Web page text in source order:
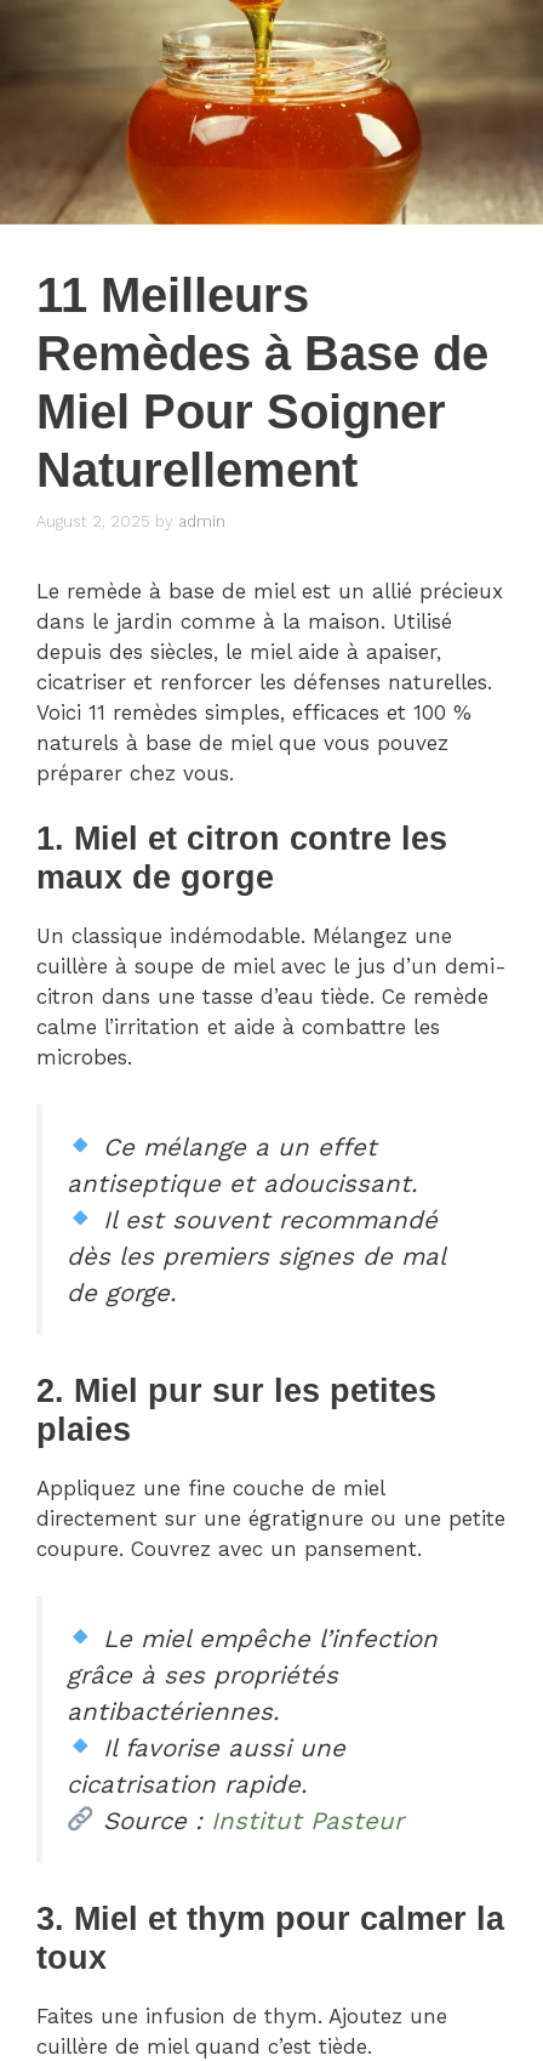
11 Meilleurs
Remèdes à Base de
Miel Pour Soigner
Naturellement
August 2, 2025 by admin
Le remède à base de miel est un allié précieux
dans le jardin comme à la maison. Utilisé
depuis des siècles, le miel aide à apaiser,
cicatriser et renforcer les défenses naturelles.
Voici 11 remèdes simples, efficaces et 100 %
naturels à base de miel que vous pouvez
préparer chez vous.
1. Miel et citron contre les
maux de gorge
Un classique indémodable. Mélangez une
cuillère à soupe de miel avec le jus d’un demi-
citron dans une tasse d’eau tiède. Ce remède
calme l’irritation et aide à combattre les
microbes.
Ce mélange a un effet
antiseptique et adoucissant.
Il est souvent recommandé
dès les premiers signes de mal
de gorge.
2. Miel pur sur les petites
plaies
Appliquez une fine couche de miel
directement sur une égratignure ou une petite
coupure. Couvrez avec un pansement.
Le miel empêche l’infection
grâce à ses propriétés
antibactériennes.
Il favorise aussi une
cicatrisation rapide.
Source : Institut Pasteur
3. Miel et thym pour calmer la
toux
Faites une infusion de thym. Ajoutez une
cuillère de miel quand c’est tiède.